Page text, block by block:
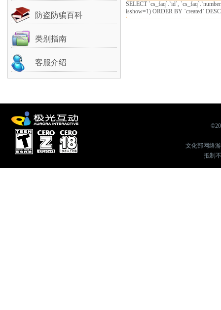
防盗防骗百科
类别指南
客服介绍
SELECT `cs_faq`.`id`,
isshow=1) ORDER BY `created` DESC
文化部网络
抵制